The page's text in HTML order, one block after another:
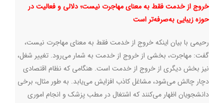
خروج از خدمت فقط به معنای مهاجرت نیست؛دلالی و فعالیت در
حوزه زیبایی به‌صرفه‌تر است
رحیمی با بیان اینکه خروج از خدمت فقط به معنای مهاجرت نیست،
گفت: مهاجرت، بخشی از خروج از خدمت به‌ شمار می‌رود. تغییر شغل،
نیز بخش دیگری از خروج از خدمت است. هنگامی که نظام اقتصادی
دچار چالش می‌شود، مشاغل کاذب افزایش می‌یابد. به طور مثال، برخی
دانشجویان اظهار می‌کنند که اشتغال در مطب پزشک و انجام اموری